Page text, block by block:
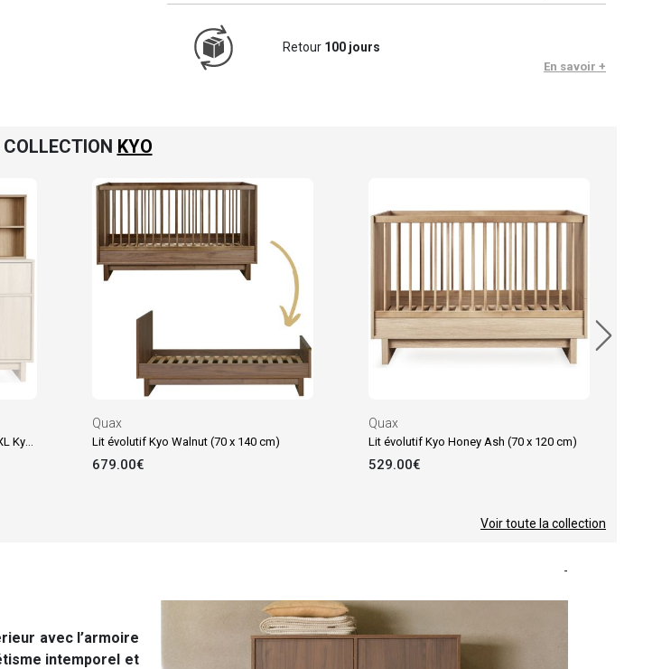
Retour 100 jours
En savoir +
KYO
Option rangement pour commode XL Kyo Honey Ash
Quax
Lit évolutif Kyo Walnut (70 x 140 cm)
679.00€
Quax
Lit évolutif Kyo Honey Ash (70 x 120 cm)
529.00€
Voir toute la collection
-
avec l’armoire
intemporel et